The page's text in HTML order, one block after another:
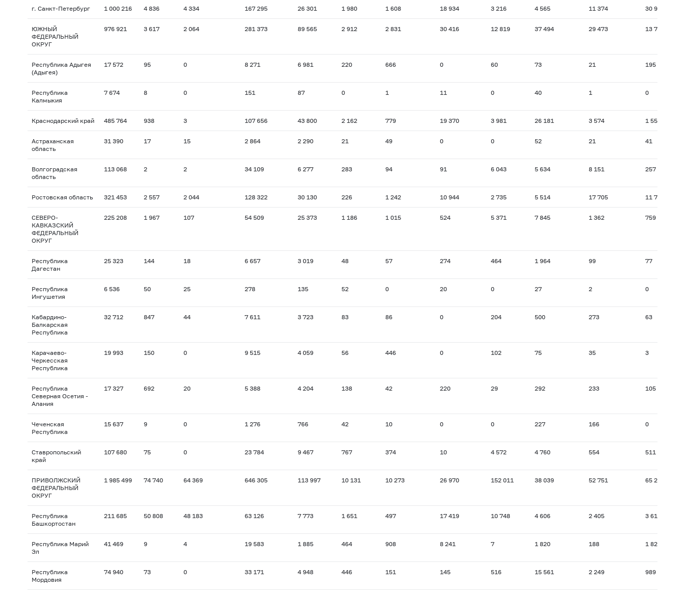
г. Санкт-Петербург 1 000 216 4 836 4 334 167 295 26 301 1 980 1 608 18 934 3 216 4 565 11 374 30 952
ЮЖНЫЙ
ФЕДЕРАЛЬНЫЙ
ОКРУГ
976 921 3 617 2 064 281 373 89 565 2 912 2 831 30 416 12 819 37 494 29 473 13 799
Республика Адыгея
(Адыгея)
17 572 95 0 8 271 6 981 220 666 0 60 73 21 195
Республика
Калмыкия
7 674 8 0 151 87 0 1 11 0 40 1 0
Краснодарский край 485 764 938 3 107 656 43 800 2 162 779 19 370 3 981 26 181 3 574 1 550
Астраханская
область
31 390 17 15 2 864 2 290 21 49 0 0 52 21 41
Волгоградская
область
113 068 2 2 34 109 6 277 283 94 91 6 043 5 634 8 151 257
Ростовская область 321 453 2 557 2 044 128 322 30 130 226 1 242 10 944 2 735 5 514 17 705 11 756
СЕВЕРО-
КАВКАЗСКИЙ
ФЕДЕРАЛЬНЫЙ
ОКРУГ
225 208 1 967 107 54 509 25 373 1 186 1 015 524 5 371 7 845 1 362 759
Республика
Дагестан
25 323 144 18 6 657 3 019 48 57 274 464 1 964 99 77
Республика
Ингушетия
6 536 50 25 278 135 52 0 20 0 27 2 0
Кабардино-
Балкарская
Республика
32 712 847 44 7 611 3 723 83 86 0 204 500 273 63
Карачаево-
Черкесская
Республика
19 993 150 0 9 515 4 059 56 446 0 102 75 35 3
Республика
Северная Осетия -
Алания
17 327 692 20 5 388 4 204 138 42 220 29 292 233 105
Чеченская
Республика
15 637 9 0 1 276 766 42 10 0 0 227 166 0
Ставропольский
край
107 680 75 0 23 784 9 467 767 374 10 4 572 4 760 554 511
ПРИВОЛЖСКИЙ
ФЕДЕРАЛЬНЫЙ
ОКРУГ
1 985 499 74 740 64 369 646 305 113 997 10 131 10 273 26 970 152 011 38 039 52 751 65 289
Республика
Башкортостан
211 685 50 808 48 183 63 126 7 773 1 651 497 17 419 10 748 4 606 2 405 3 618
Республика Марий
Эл
41 469 9 4 19 583 1 885 464 908 8 241 7 1 820 188 1 820
Республика
Мордовия
74 940 73 0 33 171 4 948 446 151 145 516 15 561 2 249 989